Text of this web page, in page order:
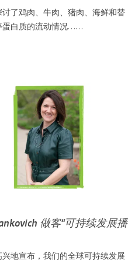
讨了鸡肉、牛肉、猪肉、海鲜和替
蛋白质的流动情况……
做客“可持续发展播
地宣布，我们的全球可持续发展